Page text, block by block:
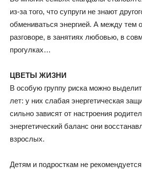
из-за того, что супруги не знают
обмениваться энергией. А между тем
разговоре, в занятиях любовью, в
прогулках…
ЦВЕТЫ ЖИЗНИ
В особую группу риска можно
лет: у них слабая энергетическая
сильно зависят от настроения
энергетический баланс они
взрослых.
Детям и подросткам не